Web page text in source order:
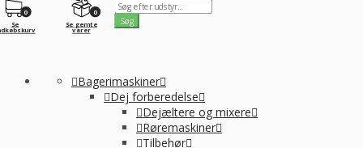
0
Se gemte
varer
0
Se
Bagerimaskiner
Dej forberedelse
Dejæltere og mixere
Røremaskiner
Tilbehør